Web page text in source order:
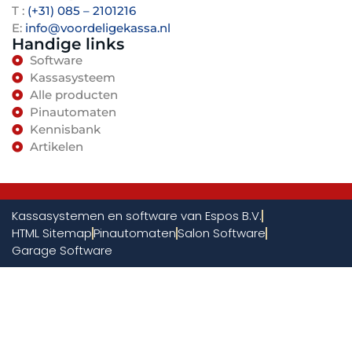
T : (+31) 085 – 2101216
E: info@voordeligekassa.nl
Handige links
Software
Kassasysteem
Alle producten
Pinautomaten
Kennisbank
Artikelen
Kassasystemen en software van Espos B.V.
HTML SitemapPinautomatenSalon Software
Garage Software